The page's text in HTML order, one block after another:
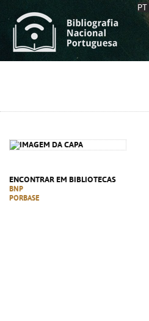
PT
ENCONTRAR EM BIBLIOTECAS
BNP
PORBASE